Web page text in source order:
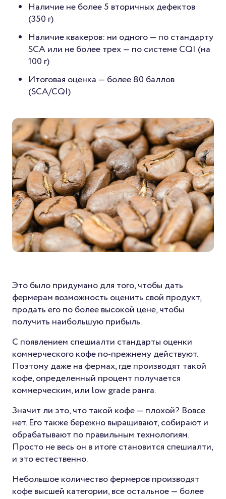
Наличие не более 5 вторичных дефектов
(350 г)
Наличие квакеров: ни одного — по стандарту
SCA или не более трех — по системе CQI (на
100 г)
Итоговая оценка — более 80 баллов
(SCA/CQI)
Это было придумано для того, чтобы дать
фермерам возможность оценить свой продукт,
продать его по более высокой цене, чтобы
получить наибольшую прибыль.
С появлением спешиалти стандарты оценки
коммерческого кофе по-прежнему действуют.
Поэтому даже на фермах, где производят такой
кофе, определенный процент получается
коммерческим, или low grade ранга.
Значит ли это, что такой кофе — плохой? Вовсе
нет. Его также бережно выращивают, собирают и
обрабатывают по правильным технологиям.
Просто не весь он в итоге становится спешиалти,
и это естественно.
Небольшое количество фермеров производят
кофе высшей категории, все остальное — более